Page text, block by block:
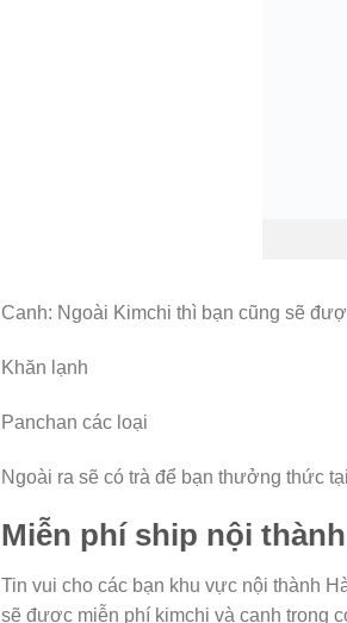
Canh: Ngoài Kimchi thì bạn cũng sẽ
Khăn lạnh
Panchan các loại
Ngoài ra sẽ có trà để bạn thưởng thức
Miễn phí ship nội
Tin vui cho các bạn khu vực nội thành
sẽ được miễn phí kimchi và canh trong